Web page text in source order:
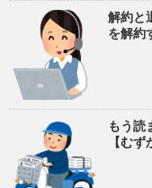
解約と
を解約
もう読
【む